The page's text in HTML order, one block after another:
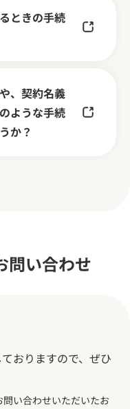
ときの手続
、契約名義
ような手続
か？
問い合わせ
おりますので、ぜひ
い合わせいただいたお